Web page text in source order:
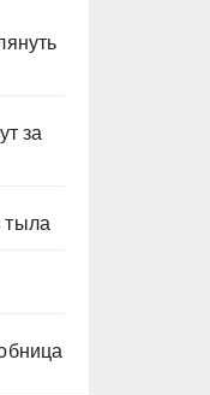
за
тыла